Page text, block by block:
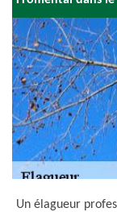
Un élagueur